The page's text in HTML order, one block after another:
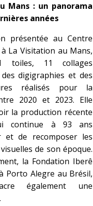
Mans : un panorama
années
présentée au Centre
à La Visitation au Mans,
toiles, 11 collages
digigraphies et des
réalisés pour la
2020 et 2023. Elle
la production récente
continue à 93 ans
et de recomposer les
de son époque.
la Fondation Iberê
Porto Alegre au Brésil,
également une